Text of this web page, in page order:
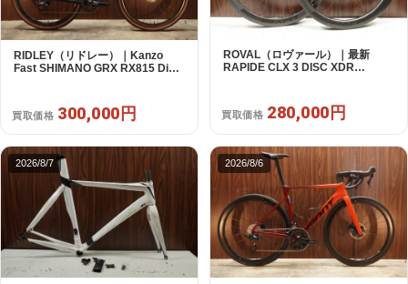
RIDLEY（リドレー）｜Kanzo
Fast SHIMANO GRX RX815 Di2
買取価格 300,000円
ROVAL（ロヴァール）｜最新
RAPIDE CLX 3 DISC XDR
買取価格 280,000円
2026/8/7 2026/8/6